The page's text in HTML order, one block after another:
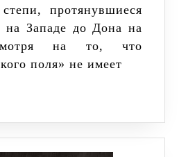
протянувшиеся
на Западе до Дона на
на то, что
поля» не имеет